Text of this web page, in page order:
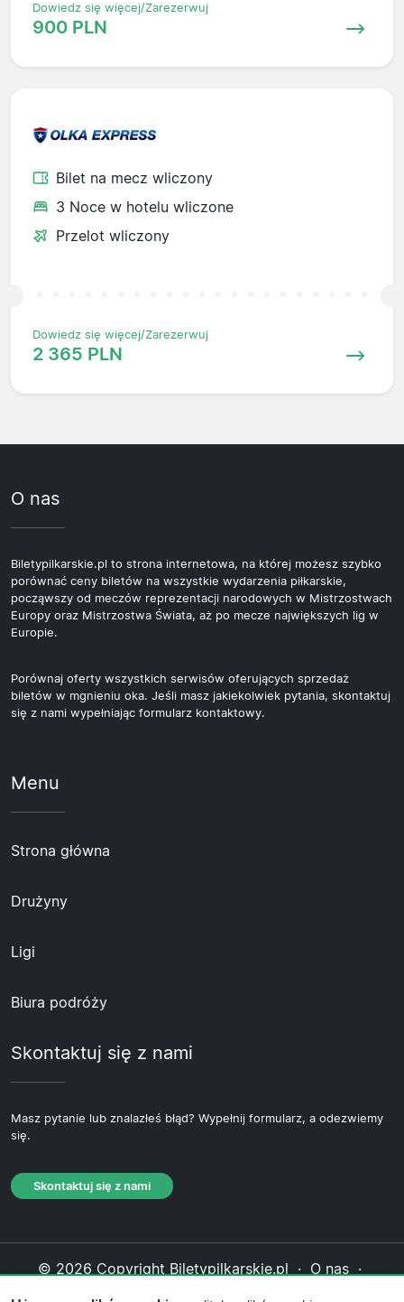
Dowiedz się więcej/Zarezerwuj
900 PLN
Bilet na mecz wliczony
3 Noce w hotelu wliczone
Przelot wliczony
Dowiedz się więcej/Zarezerwuj
2 365 PLN
O nas
Biletypilkarskie.pl to strona internetowa, na której możesz szybko
porównać ceny biletów na wszystkie wydarzenia piłkarskie,
począwszy od meczów reprezentacji narodowych w Mistrzostwach
Europy oraz Mistrzostwa Świata, aż po mecze największych lig w
Europie.
Porównaj oferty wszystkich serwisów oferujących sprzedaż
biletów w mgnieniu oka. Jeśli masz jakiekolwiek pytania, skontaktuj
się z nami wypełniając formularz kontaktowy.
Menu
Strona główna
Drużyny
Ligi
Biura podróży
Skontaktuj się z nami
Masz pytanie lub znalazłeś błąd? Wypełnij formularz, a odezwiemy
się.
Skontaktuj się z nami
© 2026 Copyright Biletypilkarskie.pl · O nas ·